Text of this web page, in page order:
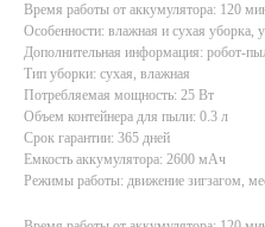
Время работы от аккумулятора: 120
Особенности: влажная и сухая уборка,
Дополнительная информация: робот-
Тип уборки: сухая, влажная
Потребляемая мощность: 25 Вт
Объем контейнера для пыли: 0.3 л
Срок гарантии: 365 дней
Емкость аккумулятора: 2600 мАч
Режимы работы: движение зигзагом,